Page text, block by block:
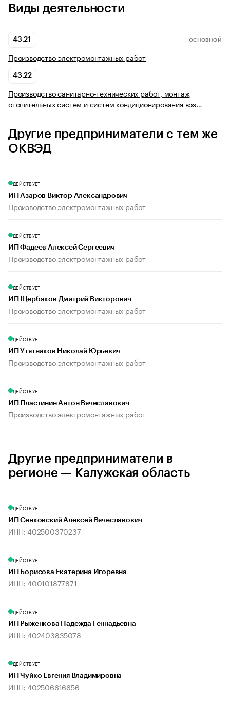
Виды деятельности
43.21 ОСНОВНОЙ
Производство электромонтажных работ
43.22
Производство санитарно-технических работ, монтаж
отопительных систем и систем кондиционирования воз…
Другие предприниматели с тем же
ОКВЭД
ДЕЙСТВУЕТ
ИП Азаров Виктор Александрович
Производство электромонтажных работ
ДЕЙСТВУЕТ
ИП Фадеев Алексей Сергеевич
Производство электромонтажных работ
ДЕЙСТВУЕТ
ИП Щербаков Дмитрий Викторович
Производство электромонтажных работ
ДЕЙСТВУЕТ
ИП Утятников Николай Юрьевич
Производство электромонтажных работ
ДЕЙСТВУЕТ
ИП Пластинин Антон Вячеславович
Производство электромонтажных работ
Другие предприниматели в
регионе — Калужская область
ДЕЙСТВУЕТ
ИП Сенковский Алексей Вячеславович
ИНН: 402500370237
ДЕЙСТВУЕТ
ИП Борисова Екатерина Игоревна
ИНН: 400101877871
ДЕЙСТВУЕТ
ИП Рыженкова Надежда Геннадьевна
ИНН: 402403835078
ДЕЙСТВУЕТ
ИП Чуйко Евгения Владимировна
ИНН: 402506616656